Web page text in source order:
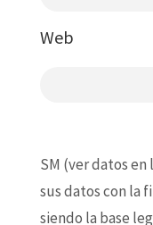
Web
SM (ver datos en
sus datos con la
siendo la base